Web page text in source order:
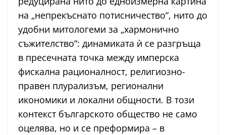
на „непрекъснато потисничество“, нито до
удобни митологеми за „хармонично
съжителство“: динамиката ѝ се разгръща
в пресечната точка между имперска
фискална рационалност, религиозно-
правен плурализъм, регионални
икономики и локални общности. В този
контекст българското общество не само
оцелява, но и се преформира – в